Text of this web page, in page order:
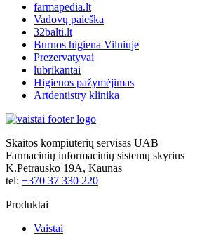
farmapedia.lt
Vadovų paieška
32balti.lt
Burnos higiena Vilniuje
Prezervatyvai
lubrikantai
Higienos pažymėjimas
Artdentistry klinika
Skaitos kompiuterių servisas UAB
Farmacinių informacinių sistemų skyrius
K.Petrausko 19A, Kaunas
tel: +370 37 330 220
Produktai
Vaistai